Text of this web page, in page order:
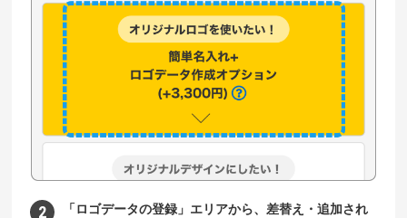
「ロゴデータの登録」エリアから、差替え・追加され